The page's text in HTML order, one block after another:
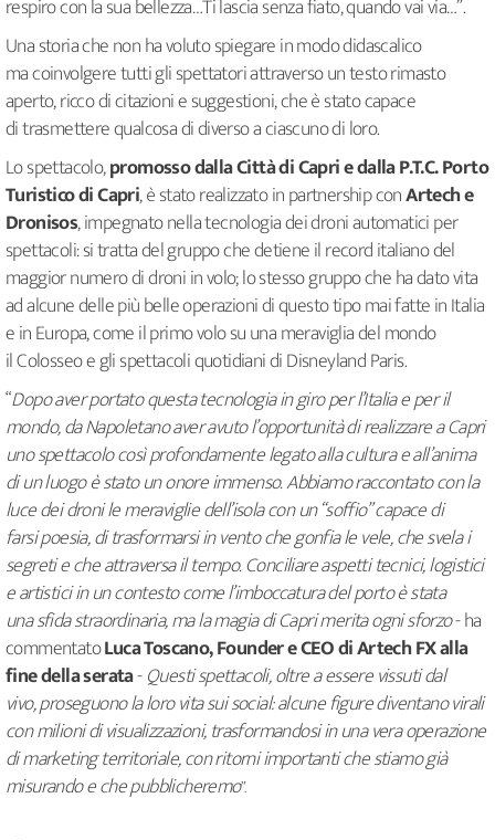
respiro con la sua bellezza…Ti lascia senza fiato, quando vai via…”.
Una storia che non ha voluto spiegare in modo didascalico
ma coinvolgere tutti gli spettatori attraverso un testo rimasto
aperto, ricco di citazioni e suggestioni, che è stato capace
di trasmettere qualcosa di diverso a ciascuno di loro.
Lo spettacolo,promosso dalla Città di Capri e dalla P.T.C. Porto
Turistico di Capri, è stato realizzato in partnership conArtech e
Dronisos, impegnato nella tecnologia dei droni automatici per
spettacoli: si tratta del gruppo che detiene il record italiano del
maggior numero di droni in volo; lo stesso gruppo che ha dato vita
ad alcune delle più belle operazioni di questo tipo mai fatte in Italia
e in Europa, come il primo volo su una meraviglia del mondo
il Colosseo e gli spettacoli quotidiani di Disneyland Paris.
“Dopo aver portato questa tecnologia in giro per l’Italia e per il
mondo, da Napoletano aver avuto l’opportunità di realizzare a Capri
uno spettacolo così profondamente legato alla cultura e all’anima
di un luogo è stato un onore immenso. Abbiamo raccontato con la
luce dei droni le meraviglie dell’isola con un “soffio” capace di
farsi poesia, di trasformarsi in vento che gonfia le vele, che svela i
segreti e che attraversa il tempo. Conciliare aspetti tecnici, logistici
e artistici in un contesto come l’imboccatura del porto è stata
una sfida straordinaria, ma la magia di Capri merita ogni sforzo- ha
commentatoLuca Toscano, Founder e CEO di Artech FX alla
fine della serata-Questi spettacoli, oltre a essere vissuti dal
vivo, proseguono la loro vita sui social: alcune figure diventano virali
con milioni di visualizzazioni, trasformandosi in una vera operazione
di marketing territoriale, con ritorni importanti che stiamo già
misurando e che pubblicheremo”.